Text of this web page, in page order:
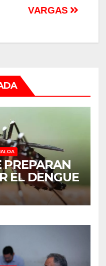
VARGAS
PREPARAN
EL DENGUE